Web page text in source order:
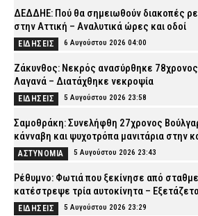
ΔΕΔΔΗΕ: Πού θα σημειωθούν διακοπές
στην Αττική – Αναλυτικά ώρες και οδοί
ΕΙΔΗΣΕΙΣ 6 Αυγούστου 2026 04:00
Ζάκυνθος: Νεκρός ανασύρθηκε
Λαγανά – Διατάχθηκε νεκροψία
ΕΙΔΗΣΕΙΣ 5 Αυγούστου 2026 23:58
Σαμοθράκη: Συνελήφθη 27χρονος
κάνναβη και ψυχοτρόπα μανιτάρια στην
ΑΣΤΥΝΟΜΙΑ 5 Αυγούστου 2026 23:43
Ρέθυμνο: Φωτιά που ξεκίνησε από
κατέστρεψε τρία αυτοκίνητα –
ΕΙΔΗΣΕΙΣ 5 Αυγούστου 2026 23:29